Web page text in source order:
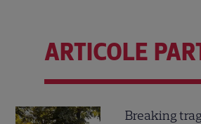
ARTICOLE
Breaking